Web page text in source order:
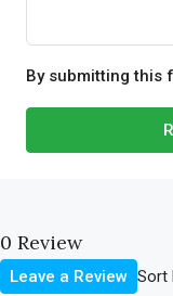
By submitting this
0 Review
Sort
Leave a Review